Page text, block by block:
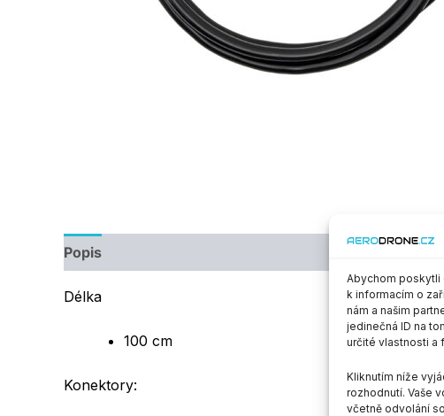
Abychom poskytli
k informacím o
nám a našim
jedinečná ID na
určité vlastnosti a
Kliknutím níže
rozhodnutí. Vaše
včetně odvolání
Popis
Délka
100 cm
Konektory: